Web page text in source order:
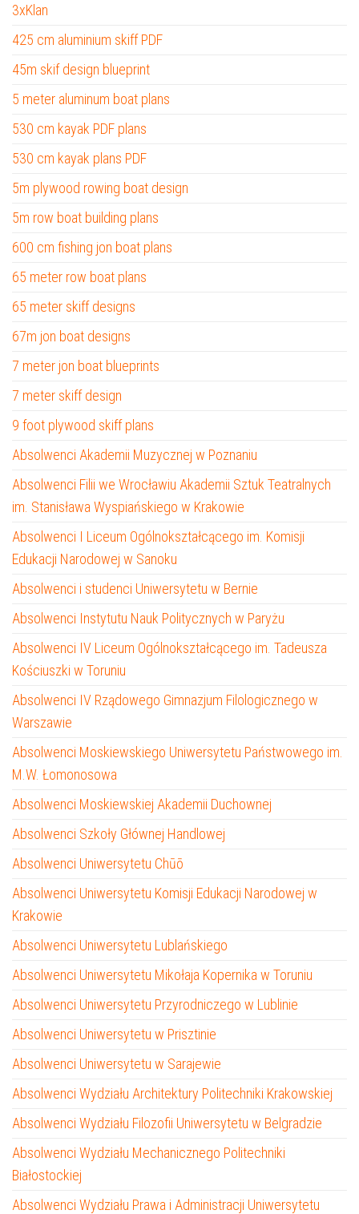
3xKlan
425 cm aluminium skiff PDF
45m skif design blueprint
5 meter aluminum boat plans
530 cm kayak PDF plans
530 cm kayak plans PDF
5m plywood rowing boat design
5m row boat building plans
600 cm fishing jon boat plans
65 meter row boat plans
65 meter skiff designs
67m jon boat designs
7 meter jon boat blueprints
7 meter skiff design
9 foot plywood skiff plans
Absolwenci Akademii Muzycznej w Poznaniu
Absolwenci Filii we Wrocławiu Akademii Sztuk Teatralnych
im. Stanisława Wyspiańskiego w Krakowie
Absolwenci I Liceum Ogólnokształcącego im. Komisji
Edukacji Narodowej w Sanoku
Absolwenci i studenci Uniwersytetu w Bernie
Absolwenci Instytutu Nauk Politycznych w Paryżu
Absolwenci IV Liceum Ogólnokształcącego im. Tadeusza
Kościuszki w Toruniu
Absolwenci IV Rządowego Gimnazjum Filologicznego w
Warszawie
Absolwenci Moskiewskiego Uniwersytetu Państwowego im.
M.W. Łomonosowa
Absolwenci Moskiewskiej Akademii Duchownej
Absolwenci Szkoły Głównej Handlowej
Absolwenci Uniwersytetu Chūō
Absolwenci Uniwersytetu Komisji Edukacji Narodowej w
Krakowie
Absolwenci Uniwersytetu Lublańskiego
Absolwenci Uniwersytetu Mikołaja Kopernika w Toruniu
Absolwenci Uniwersytetu Przyrodniczego w Lublinie
Absolwenci Uniwersytetu w Prisztinie
Absolwenci Uniwersytetu w Sarajewie
Absolwenci Wydziału Architektury Politechniki Krakowskiej
Absolwenci Wydziału Filozofii Uniwersytetu w Belgradzie
Absolwenci Wydziału Mechanicznego Politechniki
Białostockiej
Absolwenci Wydziału Prawa i Administracji Uniwersytetu